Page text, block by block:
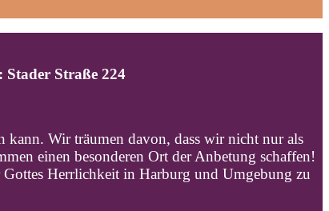
Straße 224
kann. Wir träumen davon, dass wir nicht nur als
einen besonderen Ort der Anbetung schaffen!
Herrlichkeit in Harburg und Umgebung zu